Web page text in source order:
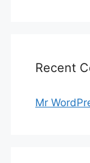
Recent
Mr